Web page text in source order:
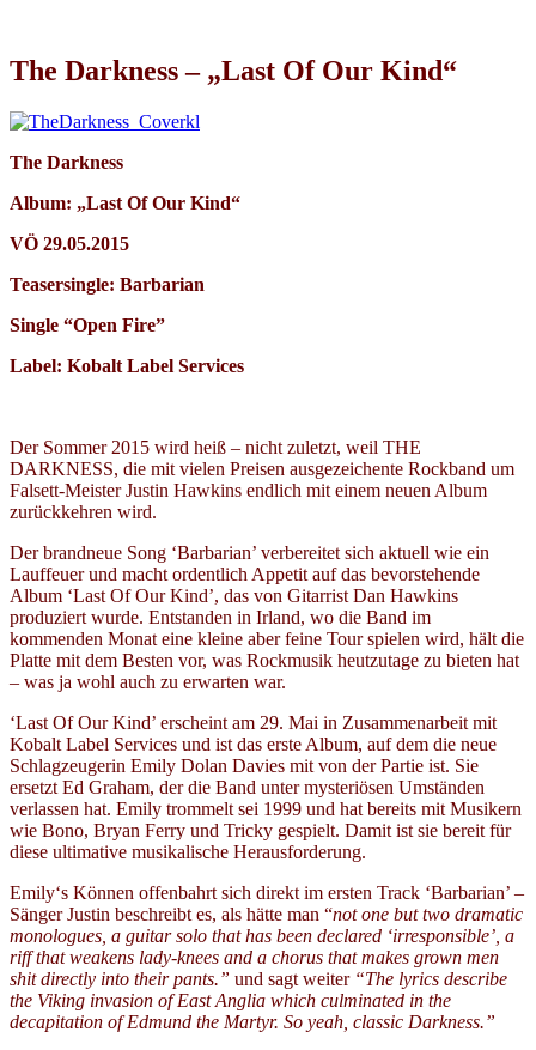
The Darkness – „Last Of Our Kind“
The Darkness
Album: „Last Of Our Kind“
VÖ 29.05.2015
Teasersingle: Barbarian
Single “Open Fire”
Label: Kobalt Label Services
Der Sommer 2015 wird heiß – nicht zuletzt, weil THE
DARKNESS, die mit vielen Preisen ausgezeichente Rockband um
Falsett-Meister Justin Hawkins endlich mit einem neuen Album
zurückkehren wird.
Der brandneue Song ‘Barbarian’ verbereitet sich aktuell wie ein
Lauffeuer und macht ordentlich Appetit auf das bevorstehende
Album ‘Last Of Our Kind’, das von Gitarrist Dan Hawkins
produziert wurde. Entstanden in Irland, wo die Band im
kommenden Monat eine kleine aber feine Tour spielen wird, hält die
Platte mit dem Besten vor, was Rockmusik heutzutage zu bieten hat
– was ja wohl auch zu erwarten war.
‘Last Of Our Kind’ erscheint am 29. Mai in Zusammenarbeit mit
Kobalt Label Services und ist das erste Album, auf dem die neue
Schlagzeugerin Emily Dolan Davies mit von der Partie ist. Sie
ersetzt Ed Graham, der die Band unter mysteriösen Umständen
verlassen hat. Emily trommelt sei 1999 und hat bereits mit Musikern
wie Bono, Bryan Ferry und Tricky gespielt. Damit ist sie bereit für
diese ultimative musikalische Herausforderung.
Emily‘s Können offenbahrt sich direkt im ersten Track ‘Barbarian’ –
Sänger Justin beschreibt es, als hätte man “not one but two dramatic
monologues, a guitar solo that has been declared ‘irresponsible’, a
riff that weakens lady-knees and a chorus that makes grown men
shit directly into their pants.” und sagt weiter “The lyrics describe
the Viking invasion of East Anglia which culminated in the
decapitation of Edmund the Martyr. So yeah, classic Darkness.”